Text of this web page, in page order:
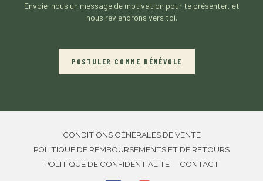
Envoie-nous un message de motivation pour te présenter, et
nous reviendrons vers toi.
POSTULER COMME BÉNÉVOLE
CONDITIONS GÉNÉRALES DE VENTE
POLITIQUE DE REMBOURSEMENTS ET DE RETOURS
POLITIQUE DE CONFIDENTIALITE
CONTACT